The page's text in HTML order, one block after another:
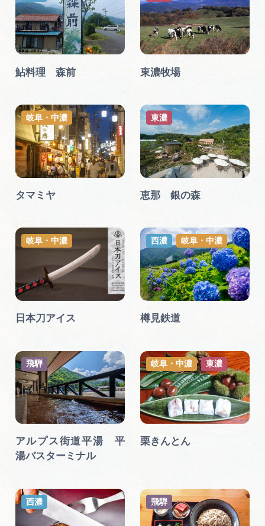
鮎料理 森前 東濃牧場
タマミヤ
岐阜・中濃
恵那 銀の森
東濃
日本刀アイス
岐阜・中濃
樽見鉄道
西濃 岐阜・中濃
アルプス街道平湯 平
湯バスターミナル
飛騨
栗きんとん
岐阜・中濃 東濃
西濃 飛騨